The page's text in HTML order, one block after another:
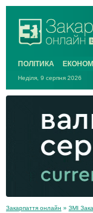
ПОЛІТИКА
Неділя, 9 серпня 2026
Закарпаття онлайн » ЗМІ